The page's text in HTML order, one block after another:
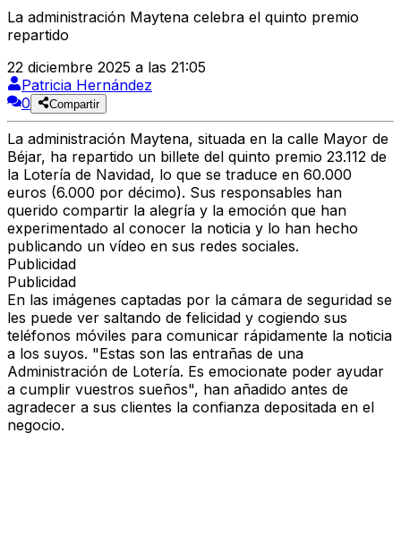
La administración Maytena celebra el quinto premio
repartido
22 diciembre 2025 a las 21:05
Patricia Hernández
0
Compartir
La administración Maytena, situada en la calle Mayor de
Béjar, ha repartido un billete del quinto premio 23.112 de
la Lotería de Navidad, lo que se traduce en 60.000
euros (6.000 por décimo). Sus responsables han
querido compartir la alegría y la emoción que han
experimentado al conocer la noticia y lo han hecho
publicando un vídeo en sus redes sociales.
Publicidad
Publicidad
En las imágenes captadas por la cámara de seguridad se
les puede ver saltando de felicidad y cogiendo sus
teléfonos móviles para comunicar rápidamente la noticia
a los suyos. "Estas son las entrañas de una
Administración de Lotería. Es emocionate poder ayudar
a cumplir vuestros sueños", han añadido antes de
agradecer a sus clientes la confianza depositada en el
negocio.